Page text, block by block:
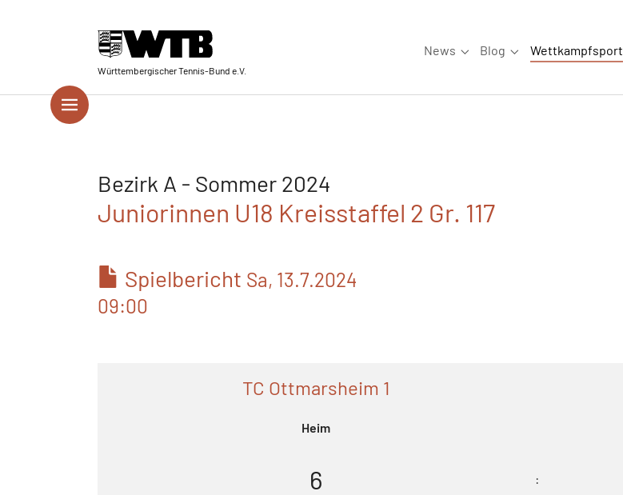
Württembergischer Tennis-Bund e.V.
News
Submenu for "News"
Blog
Submenu for "Blog"
Wettkampfsport
Bezirk A - Sommer 2024
Juniorinnen U18 Kreisstaffel 2 Gr. 117
Spielbericht Sa, 13.7.2024
09:00
TC Ottmarsheim 1
Heim
6 :